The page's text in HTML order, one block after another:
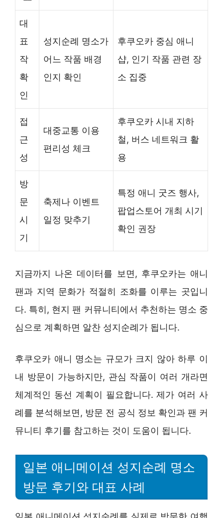
대
표
작
확
인
성지순례 명소가
어느 작품 배경
인지 확인
후쿠오카 중심 애니
샵, 인기 작품 관련 장
소 집중
접
근
성
대중교통 이용
편리성 체크
후쿠오카 시내 지하
철, 버스 네트워크 활
용
방
문
시
기
축제나 이벤트
일정 맞추기
특정 애니 굿즈 행사,
팝업스토어 개최 시기
확인 권장
지금까지 나온 데이터를 보면, 후쿠오카는 애니
팬과 지역 문화가 적절히 조화를 이루는 곳입니
다. 특히, 현지 팬 커뮤니티에서 추천하는 명소 중
심으로 계획하면 알찬 성지순례가 됩니다.
후쿠오카 애니 명소는 규모가 크지 않아 하루 이
내 방문이 가능하지만, 관심 작품이 여러 개라면
체계적인 동선 계획이 필요합니다. 제가 여러 사
례를 분석해보면, 방문 전 공식 정보 확인과 팬 커
뮤니티 후기를 참고하는 것이 도움이 됩니다.
일본 애니메이션 성지순례 명소
방문 후기와 대표 사례